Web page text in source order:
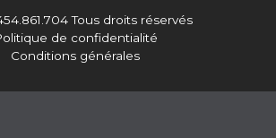
Tous droits réservés
de confidentialité
Conditions générales